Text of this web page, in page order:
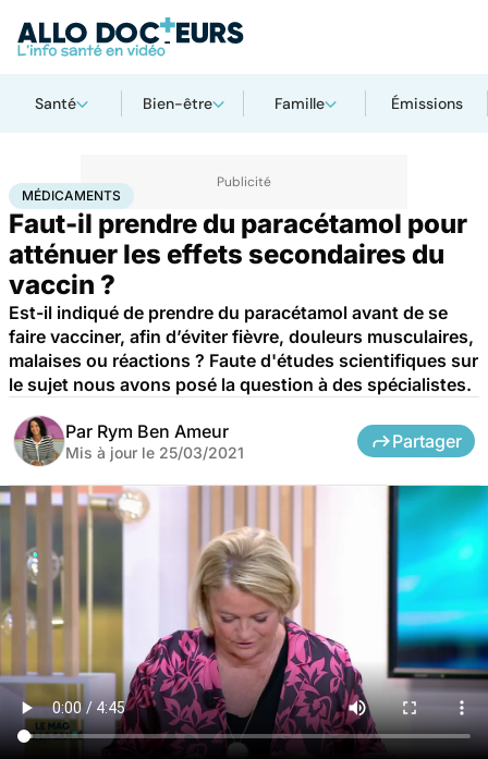
Santé Bien-être Famille Émissions
AccueilSantéMédicaments Médicaments
MÉDICAMENTS
Faut-il prendre du paracétamol pour
atténuer les effets secondaires du
vaccin ?
Est-il indiqué de prendre du paracétamol avant de se
faire vacciner, afin d’éviter fièvre, douleurs musculaires,
malaises ou réactions ? Faute d'études scientifiques sur
le sujet nous avons posé la question à des spécialistes.
Par Rym Ben Ameur
Mis à jour le 25/03/2021
Partager